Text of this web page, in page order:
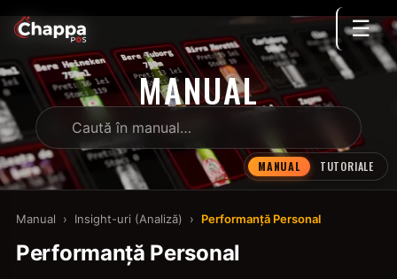
☰
MANUAL
MANUAL TUTORIALE
Manual › Insight-uri (Analiză) › Performanță Personal
Performanță Personal